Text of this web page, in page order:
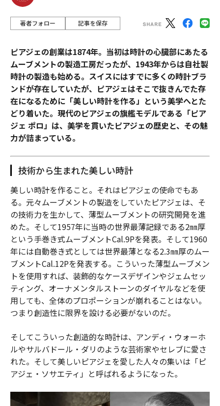
著者フォロー 記事を保存
ピアジェの創業は1874年。当初は時計の心臓部にあたる
ムーブメントの製造工房だったが、1943年からは自社製
時計の製造も始める。スイスにはすでに多くの時計ブラ
ンドが存在していたが、ピアジェはそこで抜きんでた存
在になるために「美しい時計を作る」という美学へとた
どり着いた。現代のピアジェの旗艦モデルである「ピア
ジェ ポロ」は、美学を貫いたピアジェの歴史と、その魅
力が詰まっている。
技術から生まれた美しい時計
美しい時計を作ること。それはピアジェの使命でもあ
る。元々ムーブメントの製造をしていたピアジェは、そ
の技術力を生かして、薄型ムーブメントの研究開発を進
めた。そして1957年に当時の世界最薄記録である2㎜厚
という手巻き式ムーブメントCal.9Pを発表。そして1960
年には自動巻き式としては世界最薄となる2.3㎜厚のムー
ブメントCal.12Pを発表する。こういった薄型ムーブメン
トを使用すれば、装飾的なケースデザインやジェムセッ
ティング、オーナメンタルストーンのダイヤルなどを使
用しても、全体のプロポーションが崩れることはない。
つまり創造性に限界を設ける必要がないのだ。
そしてこういった創造的な時計は、アンディ・ウォーホ
ルやサルバドール・ダリのような芸術家やセレブに愛さ
れた。そして美しいピアジェを愛した人々の集いは「ピ
アジェ・ソサエティ」と呼ばれるようになった。